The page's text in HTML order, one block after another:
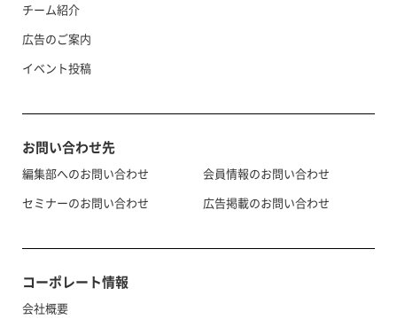
チーム紹介
広告のご案内
イベント投稿
お問い合わせ先
編集部へのお問い合わせ
セミナーのお問い合わせ
会員情報のお問い合わせ
広告掲載のお問い合わせ
コーポレート情報
会社概要